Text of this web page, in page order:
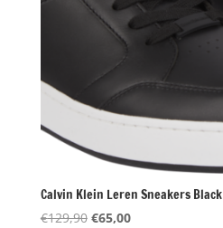
Calvin Klein Leren Sneakers Black
€129,90 Oorspronkelijke
€65,00Huidige